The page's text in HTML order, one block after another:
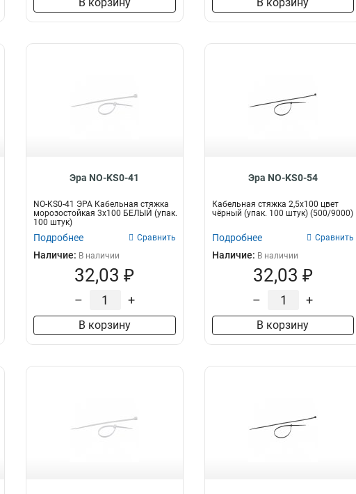
Эра NO-KS0-41
NO-KS0-41 ЭРА Кабельная стяжка
морозостойкая 3x100 БЕЛЫЙ (упак.
100 штук)
Подробнее Сравнить
Наличие: В наличии
32,03 ₽
– +
В корзину
Эра NO-KS0-54
Кабельная стяжка 2,5х100 цвет
чёрный (упак. 100 штук) (500/9000)
Подробнее Сравнить
Наличие: В наличии
32,03 ₽
– +
В корзину